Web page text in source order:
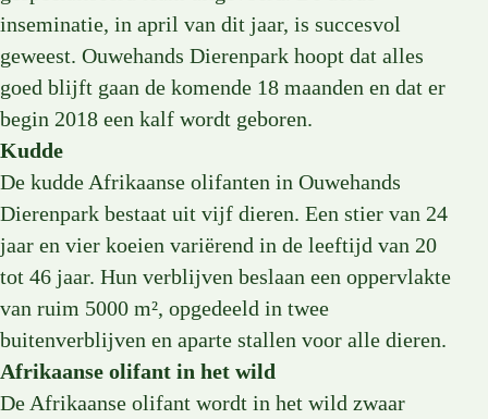
inseminatie, in april van dit jaar, is succesvol
geweest. Ouwehands Dierenpark hoopt dat alles
goed blijft gaan de komende 18 maanden en dat er
begin 2018 een kalf wordt geboren.
Kudde
De kudde Afrikaanse olifanten in Ouwehands
Dierenpark bestaat uit vijf dieren. Een stier van 24
jaar en vier koeien variërend in de leeftijd van 20
tot 46 jaar. Hun verblijven beslaan een oppervlakte
van ruim 5000 m², opgedeeld in twee
buitenverblijven en aparte stallen voor alle dieren.
Afrikaanse olifant in het wild
De Afrikaanse olifant wordt in het wild zwaar